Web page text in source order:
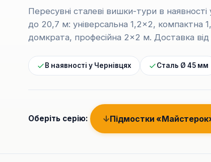
Пересувні сталеві вишки-тури в наявності
до 20,7 м: універсальна 1,2×2, компактна
домкрата, професійна 2×2 м. Доставка
В наявності у Чернівцях Сталь Ø 45 мм
Оберіть серію: Підмостки